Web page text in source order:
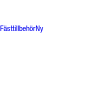
FästtillbehörNy